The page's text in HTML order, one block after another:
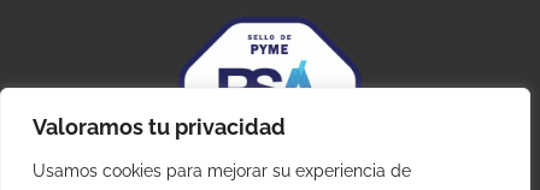
Valoramos tu privacidad
Usamos cookies para mejorar su experiencia de